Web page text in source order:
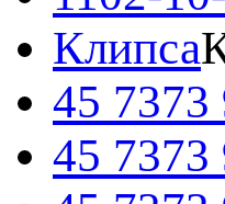
Клипса
45 7373
45 7373